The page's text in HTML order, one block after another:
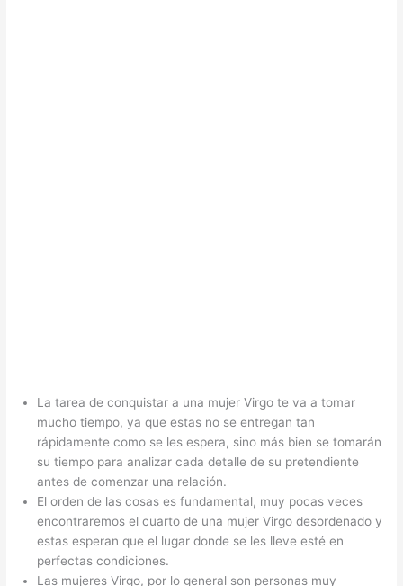
La tarea de conquistar a una mujer Virgo te va a tomar
mucho tiempo, ya que estas no se entregan tan
rápidamente como se les espera, sino más bien se tomarán
su tiempo para analizar cada detalle de su pretendiente
antes de comenzar una relación.
El orden de las cosas es fundamental, muy pocas veces
encontraremos el cuarto de una mujer Virgo desordenado y
estas esperan que el lugar donde se les lleve esté en
perfectas condiciones.
Las mujeres Virgo, por lo general son personas muy